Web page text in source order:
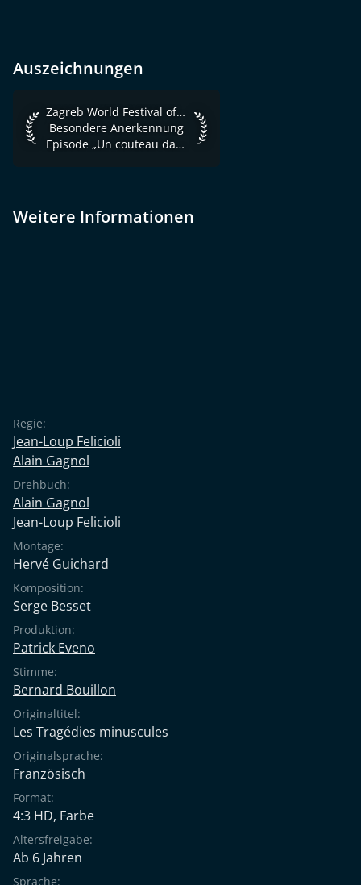
Auszeichnungen
Zagreb World Festival of Animated Films 2002 Besondere
Zagreb World Festival of Animated Films 2002
Besondere Anerkennung
Episode „Un couteau dans les fourchettes“
Weitere Informationen
Regie:
Jean-Loup Felicioli
Alain Gagnol
Drehbuch:
Alain Gagnol
Jean-Loup Felicioli
Montage:
Hervé Guichard
Komposition:
Serge Besset
Produktion:
Patrick Eveno
Stimme:
Bernard Bouillon
Originaltitel:
Les Tragédies minuscules
Originalsprache:
Französisch
Format:
4:3 HD, Farbe
Altersfreigabe:
Ab 6 Jahren
Sprache: